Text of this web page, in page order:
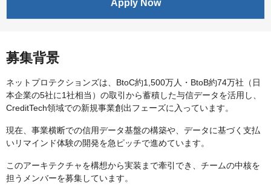
Apply Now
募集背景
ネットプロテクションズは、BtoC約1,500万人・BtoB約74万社（日
本企業の5社に1社相当）の取引から蓄積した与信データを活用し、
CreditTech領域での新規事業創出フェーズに入っています。
現在、事業横断での信用データ基盤の構築や、データに基づく支払
いリマインド体験の開発を急ピッチで進めています。
このアーキテクチャを構想から実装まで牽引でき、チームの中核を
担うメンバーを募集しています。